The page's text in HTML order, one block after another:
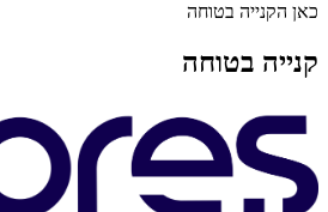
כאן הקנייה בטוחה
קנייה בטוחה